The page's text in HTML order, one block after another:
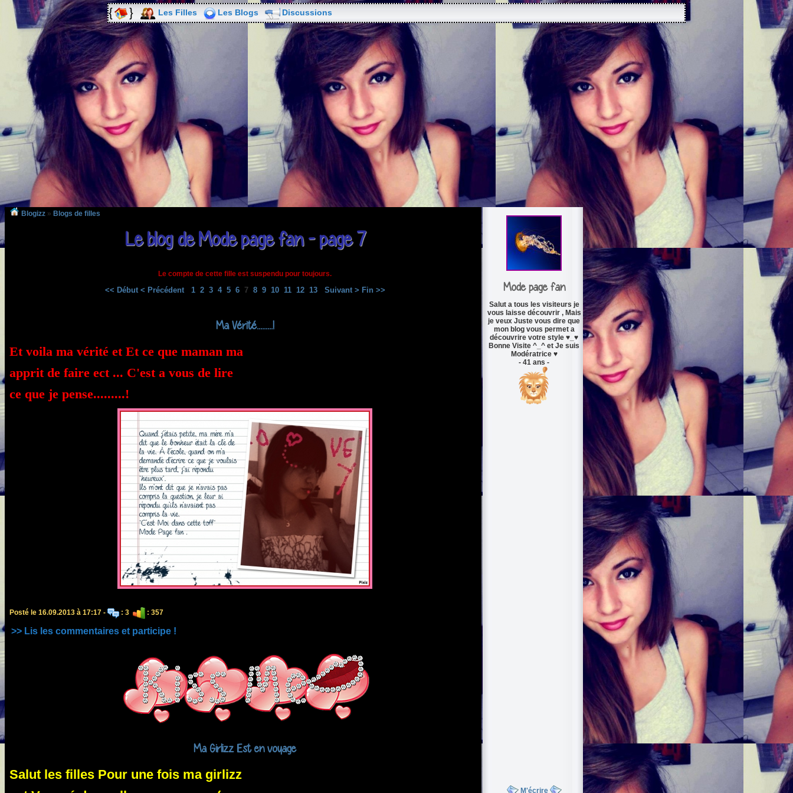
Les Filles Les Blogs Discussions
Blogizz » Blogs de filles
Le blog de Mode page fan - page 7
Le compte de cette fille est suspendu pour toujours.
<< Début < Précédent 1 2 3 4 5 67 8 9 10 11 12 13 Suivant > Fin >>
Ma Vérité.........!
Et voila ma vérité et Et ce que maman ma
apprit de faire ect ... C'est a vous de lire
ce que je pense.........!
Posté le 16.09.2013 à 17:17 - : 3 : 357
>> Lis les commentaires et participe !
Ma Girlizz Est en voyage
Salut les filles Pour une fois ma girlizz
Mode page fan
Salut a tous les visiteurs je
vous laisse découvrir , Mais
je veux Juste vous dire que
mon blog vous permet a
découvrire votre style ♥_♥
Bonne Visite ^_^ et Je suis
Modératrice ♥
- 41 ans -
M'écrire